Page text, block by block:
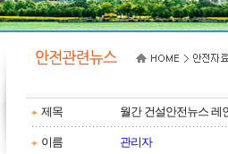
제목 월간 건설안전뉴스 레
이름 관리자